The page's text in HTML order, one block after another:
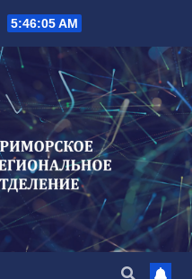
5:46:06 AM